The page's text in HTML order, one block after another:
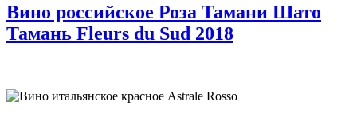
Вино российское Роза Тамани Шато
Тамань Fleurs du Sud 2018